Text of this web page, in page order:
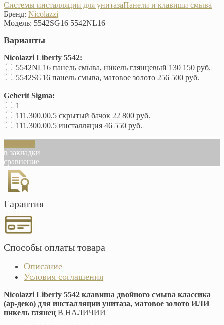
Системы инсталляции для унитазаПанели и клавиши смыва
Бренд: Nicolazzi
Модель: 5542SG16 5542NL16
Варианты
Nicolazzi Liberty 5542:
5542NL16 панель смыва, никель глянцевый 130 150 руб.
5542SG16 панель смыва, матовое золото 256 500 руб.
Geberit Sigma:
1
111.300.00.5 скрытый бачок 22 800 руб.
111.300.00.5 инсталляция 46 550 руб.
в закладки
сравнение
Гарантия
Способы оплаты товара
Описание
Условия соглашения
Nicolazzi Liberty 5542 клавиша двойного смыва классика
(ар-деко) для инсталляции унитаза, матовое золото ИЛИ
никель глянец В НАЛИЧИИ